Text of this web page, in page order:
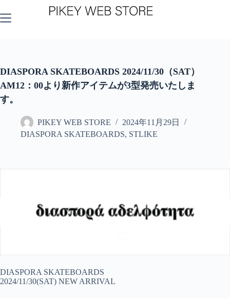
ン
ス
ッ
プ
DIASPORA SKATEBOARDS 2024/11/30（SAT）
AM12：00より新作アイテムが3型発売いたしま
す。
PIKEY WEB STORE
2024年11月29日
DIASPORA SKATEBOARDS, STLIKE
DIASPORA SKATEBOARDS
2024/11/30(SAT) NEW ARRIVAL